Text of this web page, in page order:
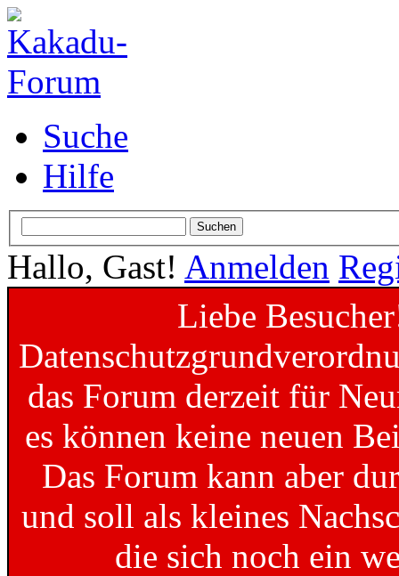
Suche
Hilfe
Hallo, Gast! Anmelden
Liebe
das Forum derzeit für
es können keine neuen
Das Forum kann aber
und soll als kleines
die sich noch ein